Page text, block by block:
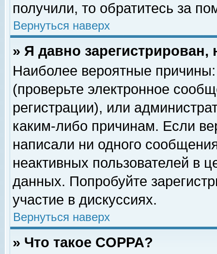
получили, то обратитесь за
Вернуться наверх
» Я давно
Наиболее вероятные
(проверьте электронное
регистрации), или
каким-либо причинам. Если
написали ни одного
неактивных пользователей в
данных. Попробуйте
участие в дискуссиях.
Вернуться наверх
» Что такое COPPA?